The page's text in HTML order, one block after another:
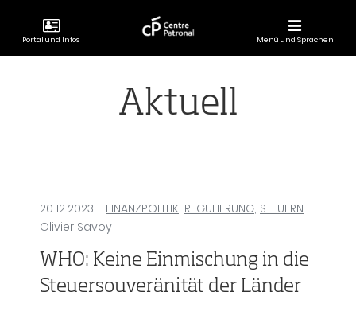
Portal und Infos
CENTRE
Menü und Sprachen
Aktuell
20.12.2023 - FINANZPOLITIK, REGULIERUNG, STEUERN -
Olivier Savoy
WHO: Keine Einmischung in die
Steuersouveränität der Länder